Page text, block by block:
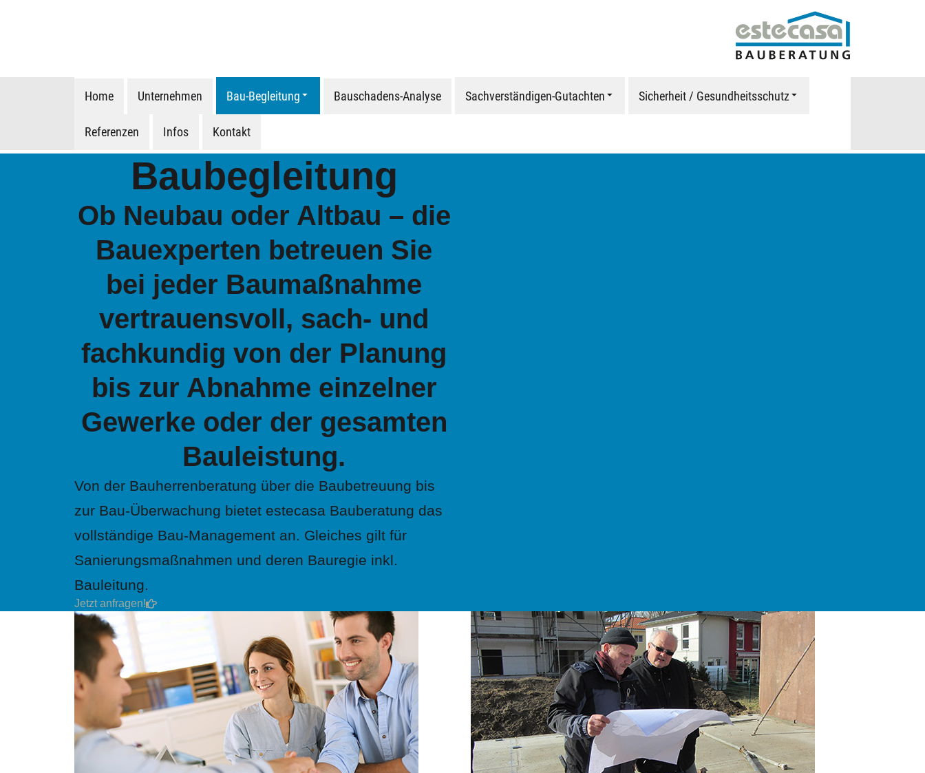
Home Unternehmen Bau-Begleitung Bauschadens-Analyse Sachverständigen-Gutachten Sicherheit / Gesundheitsschutz
Referenzen Infos Kontakt
Baubegleitung
Ob Neubau oder Altbau – die
Bauexperten betreuen Sie
bei jeder Baumaßnahme
vertrauensvoll, sach- und
fachkundig von der Planung
bis zur Abnahme einzelner
Gewerke oder der gesamten
Bauleistung.
Von der Bauherrenberatung über die Baubetreuung bis
zur Bau-Überwachung bietet estecasa Bauberatung das
vollständige Bau-Management an. Gleiches gilt für
Sanierungsmaßnahmen und deren Bauregie inkl.
Bauleitung.
Jetzt anfragen!